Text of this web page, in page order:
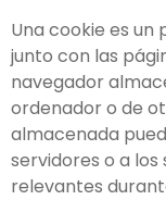
Una cookie es un
junto con las
navegador
ordenador o de
almacenada
servidores o a
relevantes